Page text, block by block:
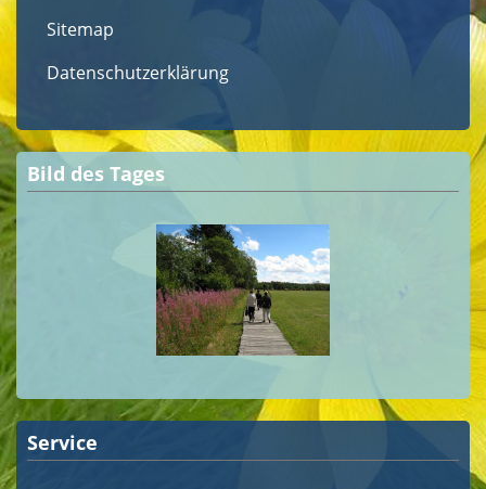
Sitemap
Datenschutzerklärung
Bild des Tages
Service